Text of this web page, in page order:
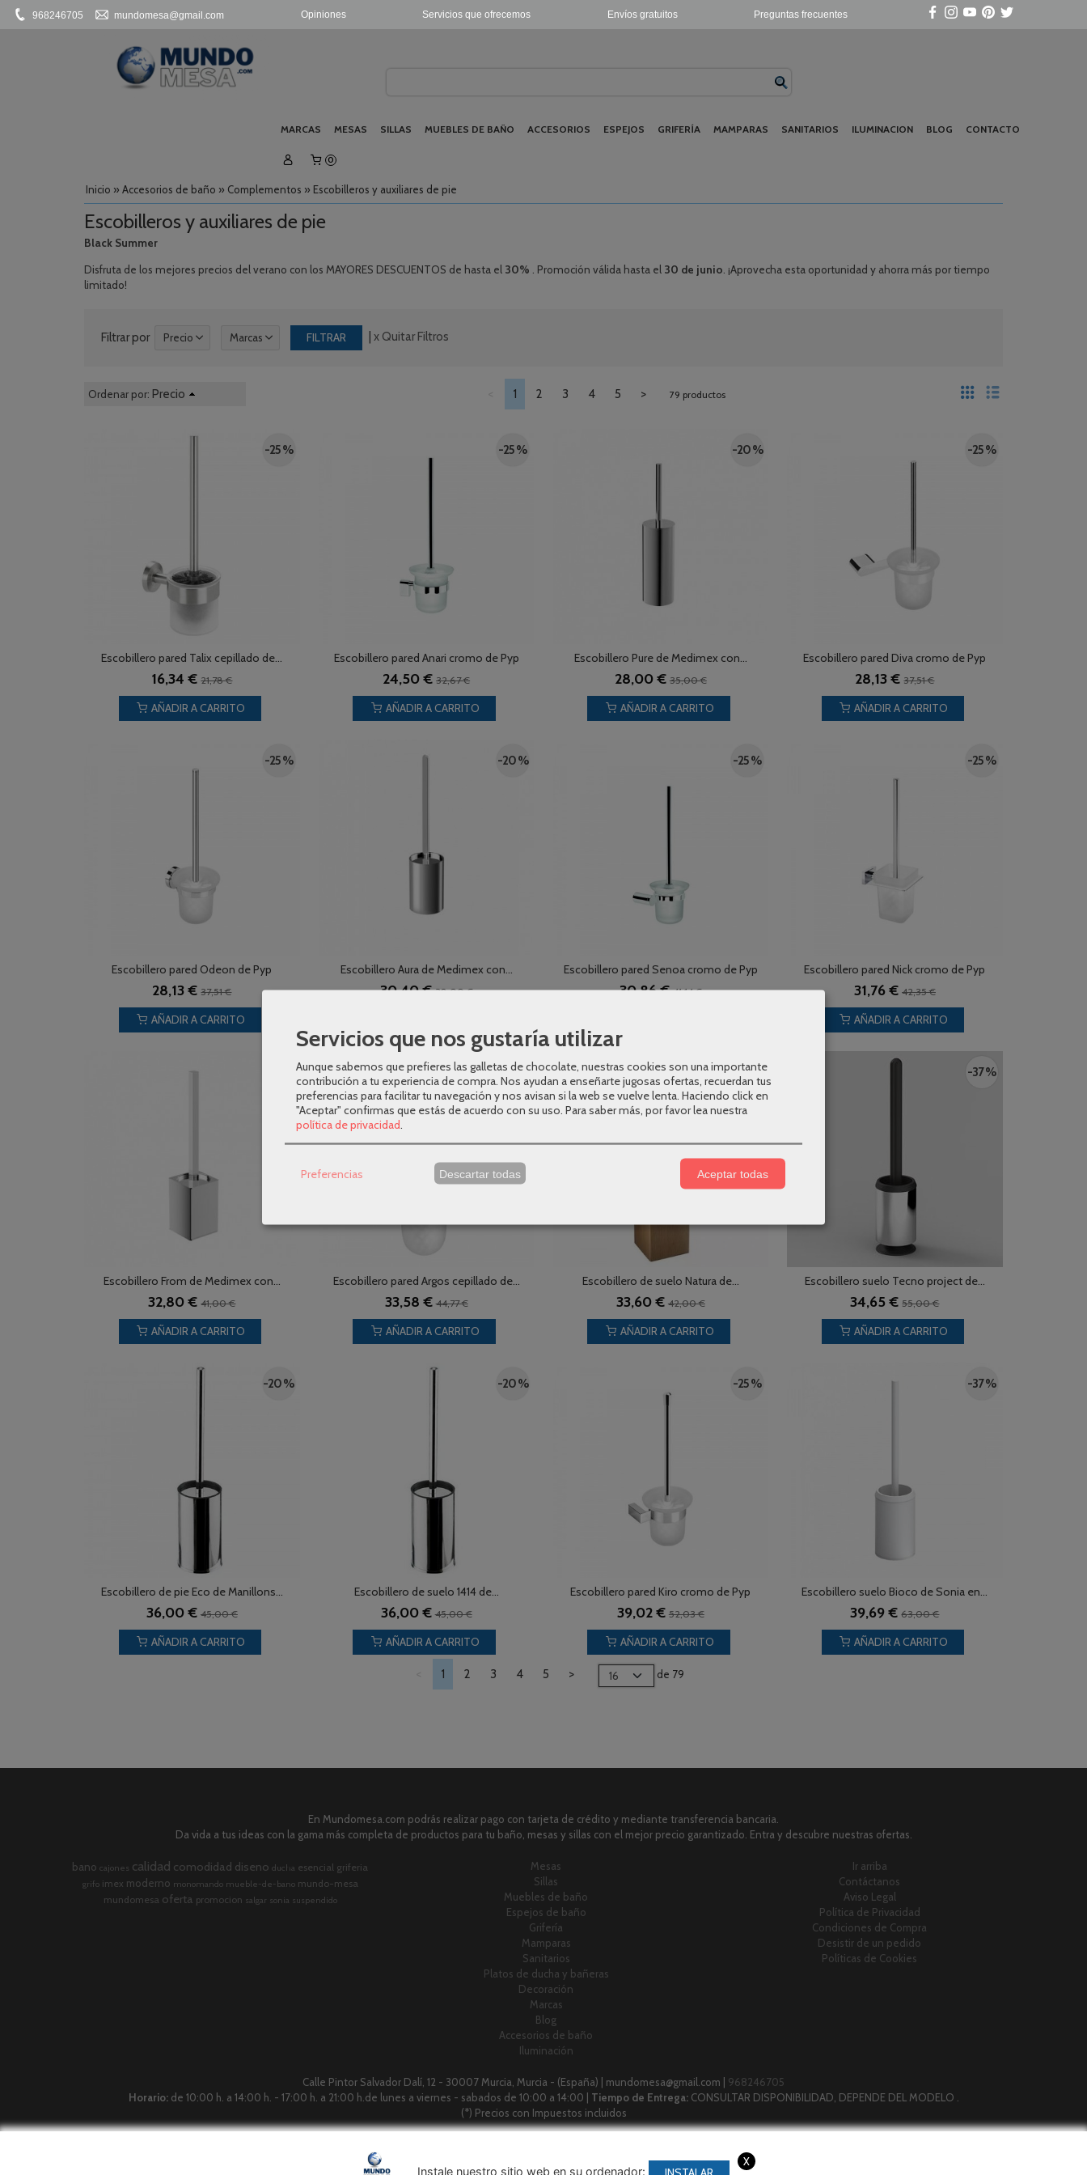
Preguntas frecuentes
Envíos gratuitos
Servicios que ofrecemos
Opiniones
968246705 mundomesa@gmail.com
MARCAS MESAS SILLAS MUEBLES DE BAÑO ACCESORIOS ESPEJOS GRIFERÍA MAMPARAS SANITARIOS ILUMINACION BLOG CONTACTO
0
Inicio » Accesorios de baño » Complementos » Escobilleros y auxiliares de pie
Escobilleros y auxiliares de pie
Black Summer
Disfruta de los mejores precios del verano con los MAYORES DESCUENTOS de hasta el 30% . Promoción válida hasta el 30 de junio . ¡Aprovecha esta oportunidad y ahorra más por tiempo
limitado!
Filtrar por Precio Marcas x Quitar Filtros
Ordenar por: Precio 1 2 3 4 5 > 79 productos
-25 %
Escobillero pared Talix cepillado de...
16,34 €21,78 €
AÑADIR A CARRITO
-25 %
Escobillero pared Anari cromo de Pyp
24,50 €32,67 €
AÑADIR A CARRITO
-20 %
Escobillero Pure de Medimex con...
28,00 € 35,00 €
AÑADIR A CARRITO
-25 %
Escobillero pared Diva cromo de Pyp
28,13 €37,51 €
AÑADIR A CARRITO
-25 %
Escobillero pared Odeon de Pyp
28,13 €37,51 €
AÑADIR A CARRITO
-20 %
Escobillero Aura de Medimex con...
30,40 €38,00 €
-25 %
Escobillero pared Senoa cromo de Pyp
30,86 €41,14 €
-25 %
Escobillero pared Nick cromo de Pyp
31,76 € 42,35 €
AÑADIR A CARRITO
Escobillero From de Medimex con...
32,80 €41,00 €
AÑADIR A CARRITO
-25 %
Escobillero pared Argos cepillado de...
33,58 €44,77 €
AÑADIR A CARRITO
-20 %
Escobillero de suelo Natura de...
33,60 € 42,00 €
AÑADIR A CARRITO
-37 %
Escobillero suelo Tecno project de...
34,65 €55,00 €
AÑADIR A CARRITO
-20 %
Escobillero de pie Eco de Manillons...
36,00 € 45,00 €
AÑADIR A CARRITO
-20 %
Escobillero de suelo 1414 de...
36,00 €45,00 €
AÑADIR A CARRITO
-25 %
Escobillero pared Kiro cromo de Pyp
39,02 € 52,03 €
AÑADIR A CARRITO
-37 %
Escobillero suelo Bioco de Sonia en...
39,69 €63,00 €
AÑADIR A CARRITO
1 2 3 4 5 > de 79
En Mundomesa.com podrás realizar pago con tarjeta de crédito y mediante transferencia bancaria.
Da vida a tus ideas con la gama más completa de productos para tu baño, mesas y sillas con el mejor precio garantizado. Entra y descubre nuestras ofertas.
bano cajones calidad comodidad diseno ducha esencial griferia
grifo imex moderno monomando mueble-de-bano mundo-mesa
mundomesa oferta promocion salgar sonia suspendido
Mesas
Sillas
Muebles de baño
Espejos de baño
Grifería
Mamparas
Sanitarios
Platos de ducha y bañeras
Decoración
Marcas
Blog
Accesorios de baño
Iluminación
Ir arriba
Contáctanos
Aviso Legal
Política de Privacidad
Condiciones de Compra
Desistir de un pedido
Políticas de Cookies
Calle Pintor Salvador Dalí, 12 - 30007 Murcia, Murcia - (España) | mundomesa@gmail.com | 968246705
Horario: de 10:00 h. a 14:00 h. - 17:00 h. a 21:00 h.de lunes a viernes - sabados de 10:00 a 14:00 | Tiempo de Entrega: CONSULTAR DISPONIBILIDAD, DEPENDE DEL MODELO .
(*) Precios con Impuestos incluidos
Instale nuestro sitio web en su ordenador:
X
Servicios que nos gustaría utilizar
Aunque sabemos que prefieres las galletas de chocolate, nuestras cookies son una importante
contribución a tu experiencia de compra. Nos ayudan a enseñarte jugosas ofertas, recuerdan tus
preferencias para facilitar tu navegación y nos avisan si la web se vuelve lenta. Haciendo click en
"Aceptar" confirmas que estás de acuerdo con su uso. Para saber más, por favor lea nuestra
política de privacidad.
Preferencias Descartar todas Aceptar todas